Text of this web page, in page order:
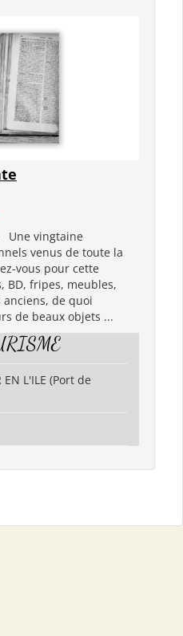
Une vingtaine
venus de toute la
vous pour cette
BD, fripes, meubles,
de quoi
de beaux objets ...
L'ILE (Port de